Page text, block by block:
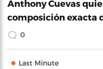
Anthony Cuevas
composición exacta
0
Last Minute